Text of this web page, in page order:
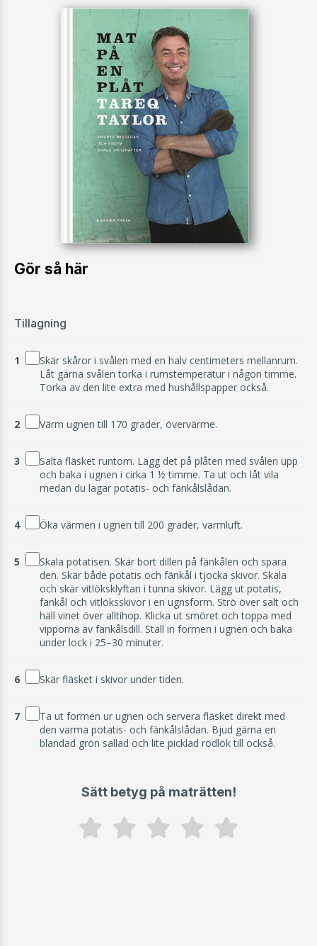
Gör så här
Tillagning
1
Skär skåror i svålen med en halv centimeters mellanrum.
Låt gärna svålen torka i rumstemperatur i någon timme.
Torka av den lite extra med hushållspapper också.
2 Värm ugnen till 170 grader, övervärme.
3
Salta fläsket runtom. Lägg det på plåten med svålen upp
och baka i ugnen i cirka 1 ½ timme. Ta ut och låt vila
medan du lagar potatis- och fänkålslådan.
4 Öka värmen i ugnen till 200 grader, varmluft.
5
Skala potatisen. Skär bort dillen på fänkålen och spara
den. Skär både potatis och fänkål i tjocka skivor. Skala
och skär vitlöksklyftan i tunna skivor. Lägg ut potatis,
fänkål och vitlöksskivor i en ugnsform. Strö över salt och
häll vinet över alltihop. Klicka ut smöret och toppa med
vipporna av fänkålsdill. Ställ in formen i ugnen och baka
under lock i 25–30 minuter.
6 Skär fläsket i skivor under tiden.
7
Ta ut formen ur ugnen och servera fläsket direkt med
den varma potatis- och fänkålslådan. Bjud gärna en
blandad grön sallad och lite picklad rödlök till också.
Sätt betyg på maträtten!